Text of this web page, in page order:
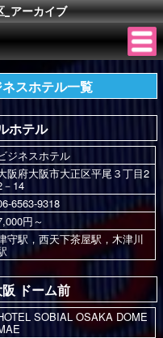
_アーカイブ
ネスホテル一覧
ホテル
ジネスホテル
阪府大阪市大正区平尾３丁目2
－14
6563-9318
円～
守駅，西天下茶屋駅，木津川
ドーム前
SOBIAL OSAKA DOME